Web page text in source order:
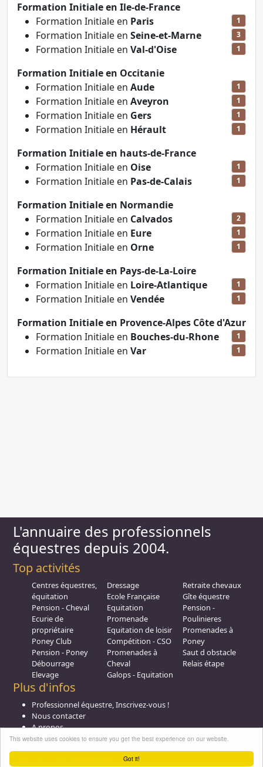
Got it!
This website uses cookies to ensure you get the best experience on our website.
Formation Initiale en Ile-de-France
Formation Initiale en Paris 1
Formation Initiale en Seine-et-Marne 3
Formation Initiale en Val-d'Oise 1
Formation Initiale en Occitanie
Formation Initiale en Aude 1
Formation Initiale en Aveyron 1
Formation Initiale en Gers 1
Formation Initiale en Hérault 1
Formation Initiale en hauts-de-France
Formation Initiale en Oise 1
Formation Initiale en Pas-de-Calais 1
Formation Initiale en Normandie
Formation Initiale en Calvados 2
Formation Initiale en Eure 1
Formation Initiale en Orne 1
Formation Initiale en Pays-de-La-Loire
Formation Initiale en Loire-Atlantique 1
Formation Initiale en Vendée 1
Formation Initiale en Provence-Alpes Côte d'Azur
Formation Initiale en Bouches-du-Rhone 1
Formation Initiale en Var 1
L'annuaire des professionnels
équestres depuis 2004.
Top activités
Centres équestres,
équitation
Pension - Cheval
Ecurie de
propriétaire
Poney Club
Pension - Poney
Débourrage
Elevage
Dressage
Ecole Française
Equitation
Promenade
Equitation de loisir
Compétition - CSO
Promenades à
Cheval
Galops - Equitation
Retraite chevaux
Gîte équestre
Pension -
Poulinieres
Promenades à
Poney
Saut d obstacle
Relais étape
Plus d'infos
Professionnel équestre, Inscrivez-vous !
Nous contacter
A propos
Conditions générales d'utilisation
Groupe équitation surLinkedIn